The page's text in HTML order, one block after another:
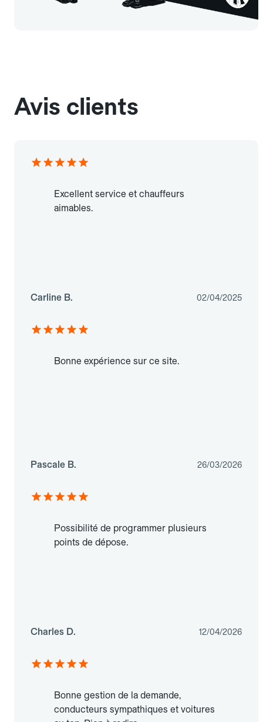
Avis clients
Excellent service et chauffeurs
aimables.
Carline B. 02/04/2025
Bonne expérience sur ce site.
Pascale B. 26/03/2026
Possibilité de programmer plusieurs
points de dépose.
Charles D. 12/04/2026
Bonne gestion de la demande,
conducteurs sympathiques et voitures